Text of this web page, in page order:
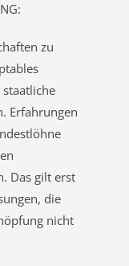
zu
Erfahrungen
Das gilt erst
die
nicht